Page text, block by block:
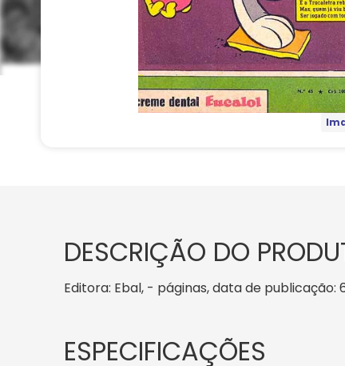
DESCRIÇÃO DO
Editora: Ebal, - páginas, data de publicação: